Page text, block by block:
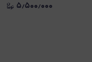
۵٫۵۰۰٫۰۰۰